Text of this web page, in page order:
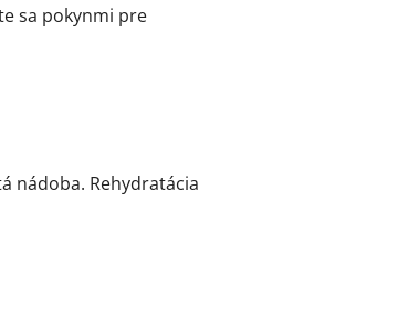
sa pokynmi pre
nádoba. Rehydratácia